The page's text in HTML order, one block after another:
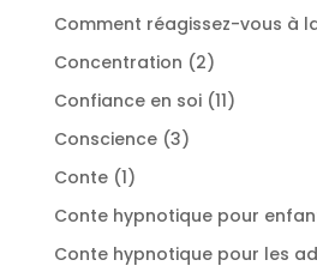
Comment réagissez-vous à
Concentration 22
produits
Confiance en soi 1111
Conscience 33
Conte 11
produit
Conte hypnotique pour
Conte hypnotique pour les